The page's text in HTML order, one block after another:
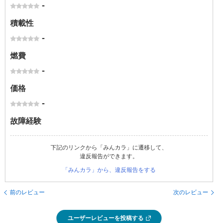
-
積載性
-
燃費
-
価格
-
故障経験
下記のリンクから「みんカラ」に遷移して、
違反報告ができます。
「みんカラ」から、違反報告をする
前のレビュー 次のレビュー
ユーザーレビューを投稿する